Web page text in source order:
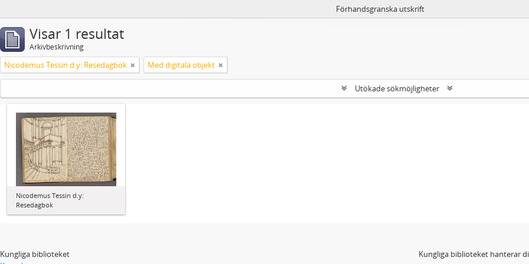
Förhandsgranska utskrift
Visar 1 resultat
Arkivbeskrivning
Nicodemus Tessin d.y: Resedagbok Med digitala objekt
Utökade sökmöjligheter
Nicodemus Tessin d.y:
Resedagbok
Kungliga biblioteket
Kungliga biblioteket hanterar